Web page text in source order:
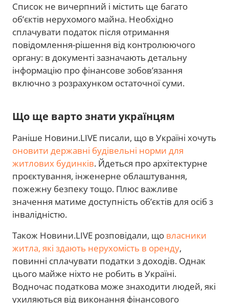
Список не вичерпний і містить ще багато
об’єктів нерухомого майна. Необхідно
сплачувати податок після отримання
повідомлення-рішення від контролюючого
органу: в документі зазначають детальну
інформацію про фінансове зобов’язання
включно з розрахунком остаточної суми.
Що ще варто знати українцям
Раніше Новини.LIVE писали, що в Україні хочуть
оновити державні будівельні норми для
житлових будинків. Йдеться про архітектурне
проєктування, інженерне облаштування,
пожежну безпеку тощо. Плюс важливе
значення матиме доступність об’єктів для осіб з
інвалідністю.
Також Новини.LIVE розповідали, що власники
житла, які здають нерухомість в оренду,
повинні сплачувати податки з доходів. Однак
цього майже ніхто не робить в Україні.
Водночас податкова може знаходити людей, які
ухиляються від виконання фінансового